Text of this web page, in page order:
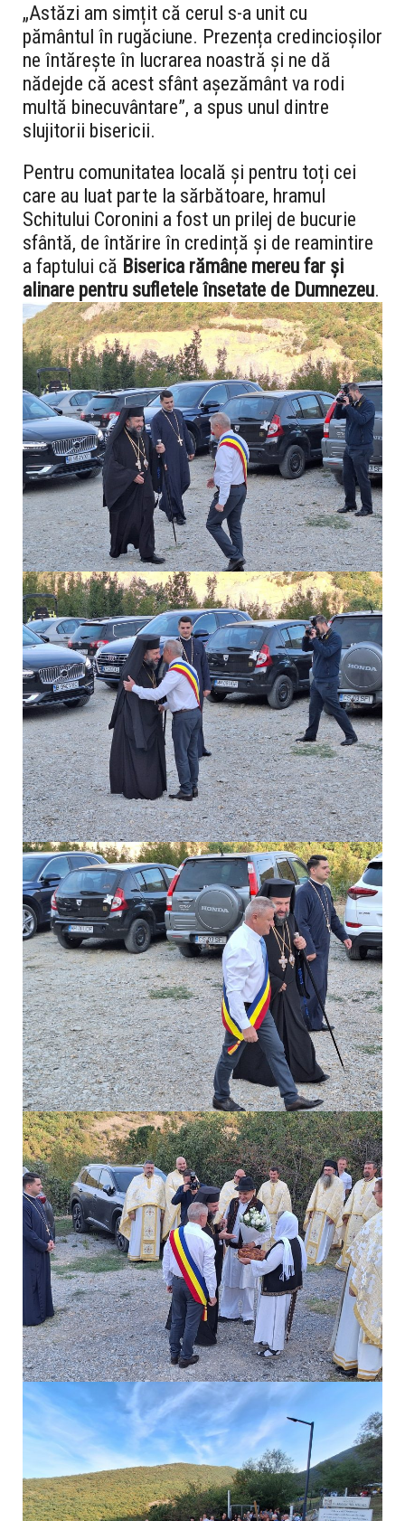
„Astăzi am simțit că cerul s-a unit cu
pământul în rugăciune. Prezența credincioșilor
ne întărește în lucrarea noastră și ne dă
nădejde că acest sfânt așezământ va rodi
multă binecuvântare”, a spus unul dintre
slujitorii bisericii.
Pentru comunitatea locală și pentru toți cei
care au luat parte la sărbătoare, hramul
Schitului Coronini a fost un prilej de bucurie
sfântă, de întărire în credință și de reamintire
a faptului că Biserica rămâne mereu far și
alinare pentru sufletele însetate de Dumnezeu.